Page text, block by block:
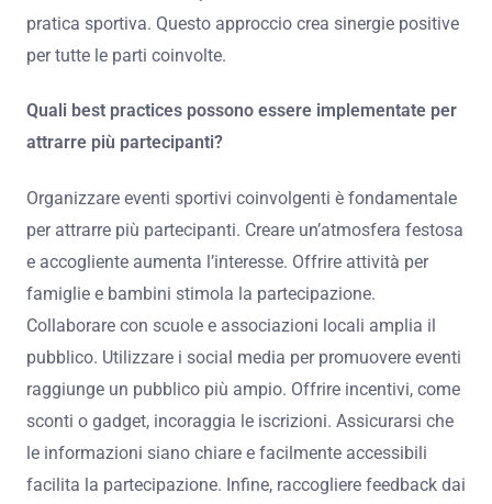
pratica sportiva. Questo approccio crea sinergie positive
per tutte le parti coinvolte.
Quali best practices possono essere implementate per
attrarre più partecipanti?
Organizzare eventi sportivi coinvolgenti è fondamentale
per attrarre più partecipanti. Creare un’atmosfera festosa
e accogliente aumenta l’interesse. Offrire attività per
famiglie e bambini stimola la partecipazione.
Collaborare con scuole e associazioni locali amplia il
pubblico. Utilizzare i social media per promuovere eventi
raggiunge un pubblico più ampio. Offrire incentivi, come
sconti o gadget, incoraggia le iscrizioni. Assicurarsi che
le informazioni siano chiare e facilmente accessibili
facilita la partecipazione. Infine, raccogliere feedback dai